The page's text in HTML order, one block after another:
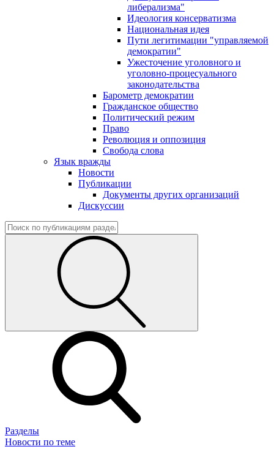
либерализма"
Идеология консерватизма
Национальная идея
Пути легитимации "управляемой
демократии"
Ужесточение уголовного и
уголовно-процесуального
законодательства
Барометр демократии
Гражданское общество
Политический режим
Право
Революция и оппозиция
Свобода слова
Язык вражды
Новости
Публикации
Документы других организаций
Дискуссии
Разделы
Новости по теме